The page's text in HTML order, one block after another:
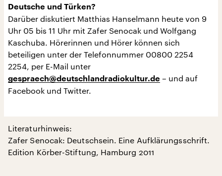
Deutsche und Türken?
Darüber diskutiert Matthias Hanselmann heute von 9
Uhr 05 bis 11 Uhr mit Zafer Senocak und Wolfgang
Kaschuba. Hörerinnen und Hörer können sich
beteiligen unter der Telefonnummer 00800 2254
2254, per E-Mail unter
gespraech@deutschlandradiokultur.de – und auf
Facebook und Twitter.
Literaturhinweis:
Zafer Senocak: Deutschsein. Eine Aufklärungsschrift.
Edition Körber-Stiftung, Hamburg 2011